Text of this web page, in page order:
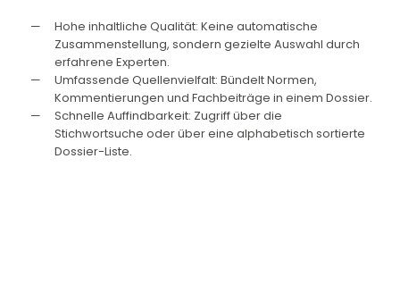
Hohe inhaltliche Qualität: Keine automatische
Zusammenstellung, sondern gezielte Auswahl durch
erfahrene Experten.
Umfassende Quellenvielfalt: Bündelt Normen,
Kommentierungen und Fachbeiträge in einem Dossier.
Schnelle Auffindbarkeit: Zugriff über die
Stichwortsuche oder über eine alphabetisch sortierte
Dossier-Liste.